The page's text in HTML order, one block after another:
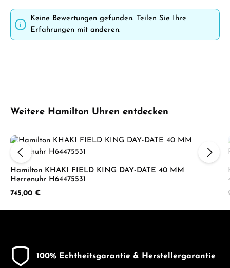
Keine Bewertungen gefunden. Teilen Sie Ihre
Erfahrungen mit anderen.
Produktgalerie überspringen
Weitere Hamilton Uhren entdecken
Hamilton KHAKI FIELD KING DAY-DATE 40 MM
Herrenuhr H64475531
Regulärer Preis:
745,00 €
100% Echtheitsgarantie & Herstellergarantie